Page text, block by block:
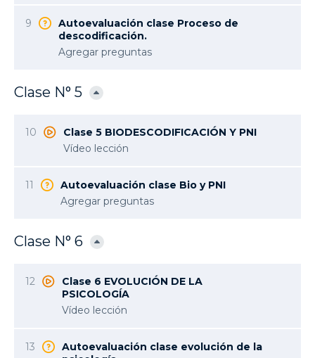
9
Autoevaluación clase Proceso de
descodificación.
Agregar preguntas
Clase N° 5
10
Clase 5 BIODESCODIFICACIÓN Y PNI
Vídeo lección
11
Autoevaluación clase Bio y PNI
Agregar preguntas
Clase N° 6
12
Clase 6 EVOLUCIÓN DE LA
PSICOLOGÍA
Vídeo lección
13
Autoevaluación clase evolución de la